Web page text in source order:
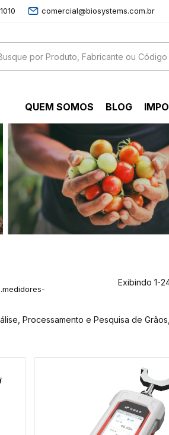
comercial@biosystems.com.br
QUEM SOMOS BLOG
Exibindo 1-
Processamento e Pesquisa de